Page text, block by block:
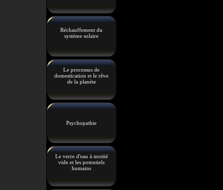
Réchauffement du
système solaire
Le processus de
domestication et le rêve
de la planète
Psychopathie
Le verre d'eau à moitié
vide et les potentiels
humains